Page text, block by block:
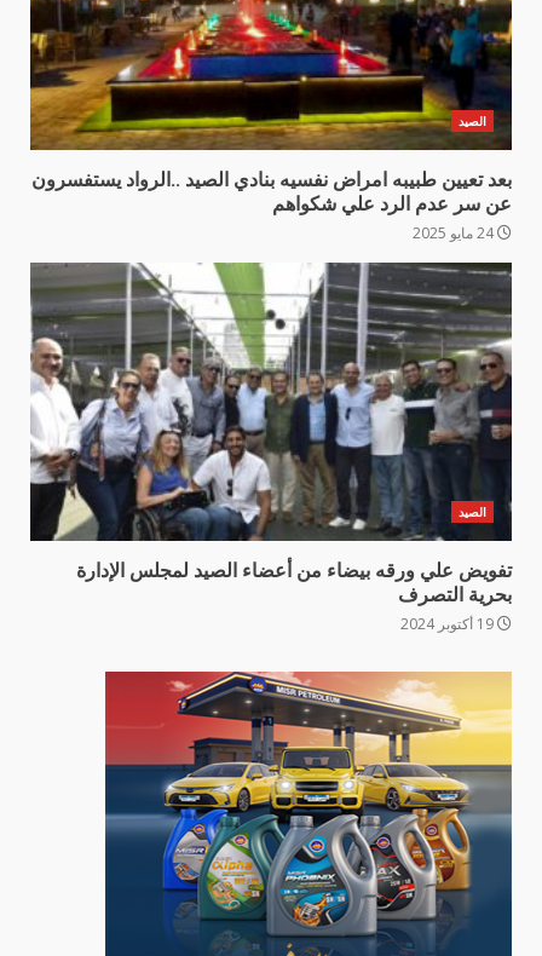
الصيد
بعد تعيين طبيبه امراض نفسيه بنادي الصيد ..الرواد يستفسرون
عن سر عدم الرد علي شكواهم
24 مايو 2025
الصيد
تفويض علي ورقه بيضاء من أعضاء الصيد لمجلس الإدارة
بحرية التصرف